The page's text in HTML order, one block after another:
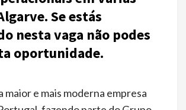
Se estás
nesta vaga não podes
oportunidade.
maior e mais moderna empresa